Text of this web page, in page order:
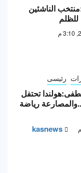
الناشئين
رئيسى
تحتفل
رياضة
kasnews